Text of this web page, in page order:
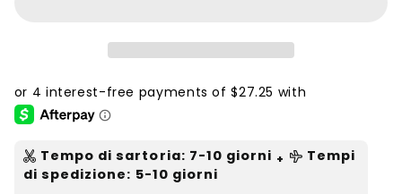
Tempo di sartoria: 7-10 giorni +
Tempi
di spedizione: 5-10 giorni